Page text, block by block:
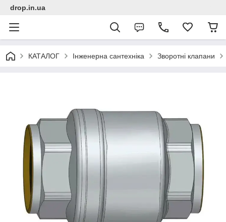
drop.in.ua
КАТАЛОГ Інженерна сантехніка Зворотні клапани